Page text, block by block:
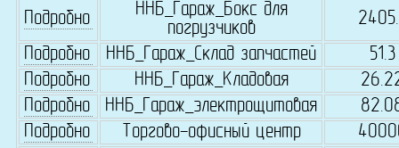
Подробно
ННБ_Гараж_Бокс для
погрузчиков
Подробно
ННБ_Гараж_Склад запчастей
51.3
Подробно
ННБ_Гараж_Кладовая
Подробно
ННБ_Гараж_электрощитовая
Подробно
Торгово-офисный центр